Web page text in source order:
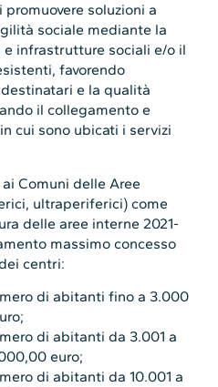
soluzioni a
sociale mediante la
e infrastrutture sociali e/o il
favorendo
e la qualità
il collegamento e
cui sono ubicati i servizi
Comuni delle Aree
ultraperiferici) come
delle aree interne 2021-
massimo concesso
centri:
di abitanti fino a 3.000
di abitanti da 3.001 a
euro;
di abitanti da 10.001 a